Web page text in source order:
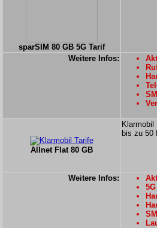
sparSIM 80 GB 5G Tarif
Weitere Infos:
Allnet Flat 80 GB
bis zu 50
Weitere Infos: